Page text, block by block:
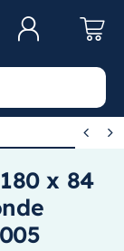
 
x 84